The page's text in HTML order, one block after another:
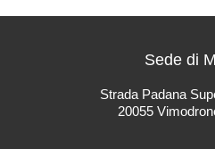
Sede di
Strada Padana
20055